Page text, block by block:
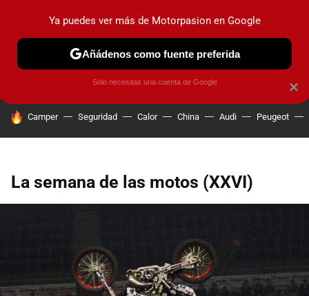
PRUEBAS COCHES ELÉCTRICOS OBSERVATORIO
HOY SE HABLA DE
Camper Seguridad Calor China Audi Peugeot
La semana de las motos (XXVI)
×
Ya puedes ver más de Motorpasion en Google
Añádenos como fuente preferida
Solo necesitas una cuenta de Google